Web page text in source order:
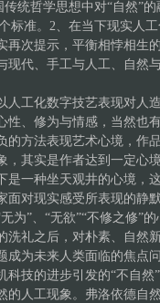
统哲学思想中对“自然”
标准。2、在当下现实人
再次提示，平衡相悖相生
现代、手工与人工、自然
人工化数字技艺表现对人
性、修为与情感，当然也
的方法表现艺术心境，作
，其实是作者达到一定心
是一种坐天观井的心境，
面对现实感受所表现的静
为”、“无欲”“不修之修”
洗礼之后，对朴素、自然
成为未来人类面临的焦点
技的进步引发的“不自然
人工现象。弗洛依德自